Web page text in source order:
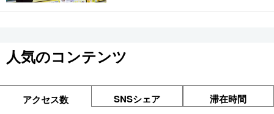
人気のコンテンツ
アクセス数 SNSシェア 滞在時間